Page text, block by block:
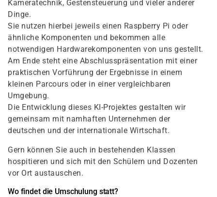
Kameratechnik, Gestensteuerung und vieler anderer
Dinge.
Sie nutzen hierbei jeweils einen Raspberry Pi oder
ähnliche Komponenten und bekommen alle
notwendigen Hardwarekomponenten von uns gestellt.
Am Ende steht eine Abschlusspräsentation mit einer
praktischen Vorführung der Ergebnisse in einem
kleinen Parcours oder in einer vergleichbaren
Umgebung.
Die Entwicklung dieses KI-Projektes gestalten wir
gemeinsam mit namhaften Unternehmen der
deutschen und der internationale Wirtschaft.
Gern können Sie auch in bestehenden Klassen
hospitieren und sich mit den Schülern und Dozenten
vor Ort austauschen.
Wo findet die Umschulung statt?